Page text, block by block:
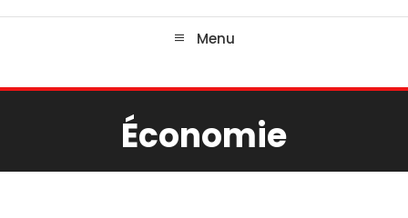
Menu
Économie